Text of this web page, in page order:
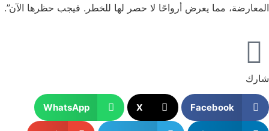
المعارضة، مما يعرض أرواحًا لا حصر لها للخطر. فيجب حظرها الآن”.
شارك
Facebook
X
WhatsApp